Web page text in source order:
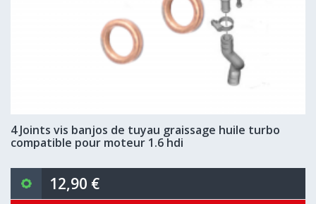
4 Joints vis banjos de tuyau graissage huile turbo
compatible pour moteur 1.6 hdi
12,90 €